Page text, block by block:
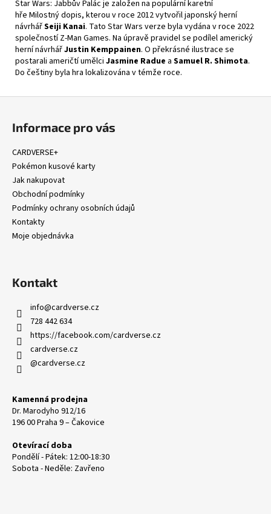
Star Wars: Jabbův Palác je založen na populární karetní
hře Milostný dopis, kterou v roce 2012 vytvořil japonský herní
návrhářSeiji Kanai. Tato Star Wars verze byla vydána v roce 2022
společností Z-Man Games. Na úpravě pravidel se podílel americký
herní návrhářJustin Kemppainen. O překrásné ilustrace se
postarali američtí umělci Jasmine Radue a Samuel R. Shimota.
Do češtiny byla hra lokalizována v témže roce.
Informace pro vás
CARDVERSE+
Pokémon kusové karty
Jak nakupovat
Obchodní podmínky
Podmínky ochrany osobních údajů
Kontakty
Moje objednávka
Kontakt
info@cardverse.cz
728 442 634
https://facebook.com/cardverse.cz
cardverse.cz
@cardverse.cz
Kamenná prodejna
Dr. Marodyho 912/16
196 00 Praha 9 – Čakovice
Otevírací doba
Pondělí - Pátek: 12:00-18:30
Sobota - Neděle: Zavřeno